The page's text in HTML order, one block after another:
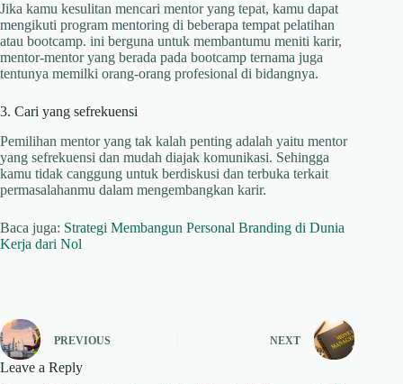
Jika kamu kesulitan mencari mentor yang tepat, kamu dapat
mengikuti program mentoring di beberapa tempat pelatihan
atau bootcamp. ini berguna untuk membantumu meniti karir,
mentor-mentor yang berada pada bootcamp ternama juga
tentunya memilki orang-orang profesional di bidangnya.
3. Cari yang sefrekuensi
Pemilihan mentor yang tak kalah penting adalah yaitu mentor
yang sefrekuensi dan mudah diajak komunikasi. Sehingga
kamu tidak canggung untuk berdiskusi dan terbuka terkait
permasalahanmu dalam mengembangkan karir.
Baca juga: Strategi Membangun Personal Branding di Dunia
Kerja dari Nol
PREVIOUS NEXT
Leave a Reply